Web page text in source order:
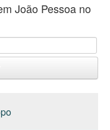
João Pessoa no